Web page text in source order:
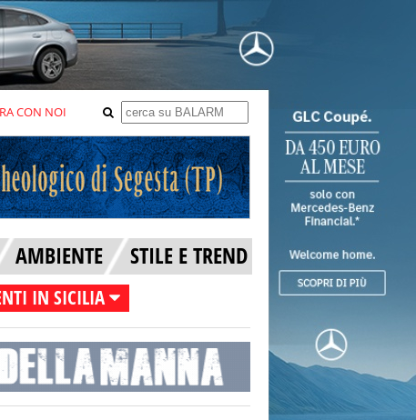
CON NOI
AMBIENTE STILE E TREND
IN SICILIA